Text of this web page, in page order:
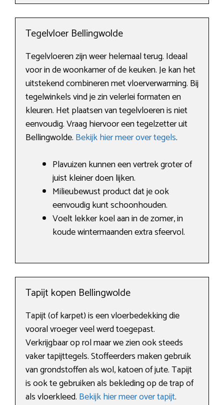
Tegelvloer Bellingwolde
Tegelvloeren zijn weer helemaal terug. Ideaal
voor in de woonkamer of de keuken. Je kan het
uitstekend combineren met vloerverwarming. Bij
tegelwinkels vind je zin velerlei formaten en
kleuren. Het plaatsen van tegelvloeren is niet
eenvoudig. Vraag hiervoor een tegelzetter uit
Bellingwolde. Bekijk hier meer over tegels.
Plavuizen kunnen een vertrek groter of
juist kleiner doen lijken.
Milieubewust product dat je ook
eenvoudig kunt schoonhouden.
Voelt lekker koel aan in de zomer, in
koude wintermaanden extra sfeervol.
Tapijt kopen Bellingwolde
Tapijt (of karpet) is een vloerbedekking die
vooral vroeger veel werd toegepast.
Verkrijgbaar op rol maar we zien ook steeds
vaker tapijttegels. Stoffeerders maken gebruik
van grondstoffen als wol, katoen of jute. Tapijt
is ook te gebruiken als bekleding op de trap of
als vloerkleed. Bekijk hier meer over tapijt.